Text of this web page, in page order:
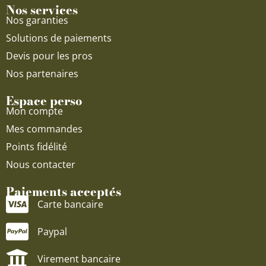
Nos services
Nos garanties
Solutions de paiements
Devis pour les pros
Nos partenaires
Espace perso
Mon compte
Mes commandes
Points fidélité
Nous contacter
Paiements acceptés
Carte bancaire
Paypal
Virement bancaire